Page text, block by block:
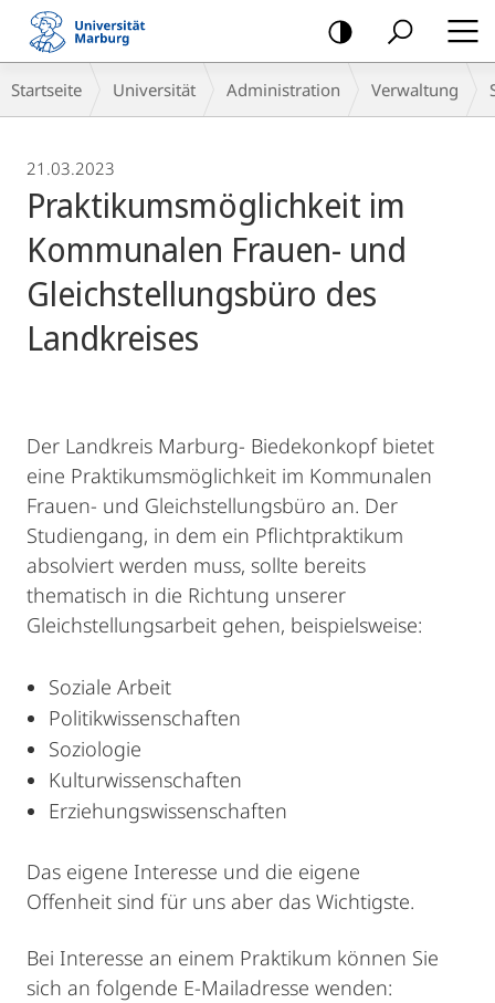
Mobile-
Navigation
Breadcrumb-
Navigation
Startseite Universität Administration Verwaltung
21.03.2023
Praktikumsmöglichkeit im
Kommunalen Frauen- und
Gleichstellungsbüro des
Landkreises
Der Landkreis Marburg- Biedekonkopf bietet
eine Praktikumsmöglichkeit im Kommunalen
Frauen- und Gleichstellungsbüro an. Der
Studiengang, in dem ein Pflichtpraktikum
absolviert werden muss, sollte bereits
thematisch in die Richtung unserer
Gleichstellungsarbeit gehen, beispielsweise:
Soziale Arbeit
Politikwissenschaften
Soziologie
Kulturwissenschaften
Erziehungswissenschaften
Das eigene Interesse und die eigene
Offenheit sind für uns aber das Wichtigste.
Bei Interesse an einem Praktikum können Sie
sich an folgende E-Mailadresse wenden: